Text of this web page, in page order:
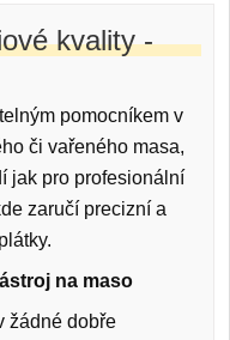
kvality -
pomocníkem v
či vařeného masa,
jak pro profesionální
zaručí precizní a
na maso
žádné dobře